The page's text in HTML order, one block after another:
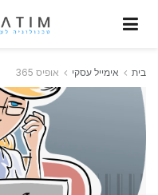
בית אימייל עסקי אופיס 365